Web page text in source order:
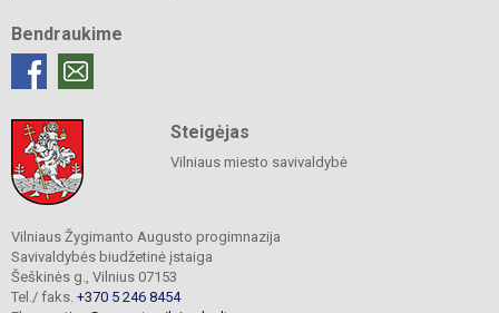
Bendraukime
Steigėjas
Vilniaus miesto savivaldybė
Vilniaus Žygimanto Augusto progimnazija
Savivaldybės biudžetinė įstaiga
Šeškinės g., Vilnius 07153
Tel./ faks. +370 5 246 8454